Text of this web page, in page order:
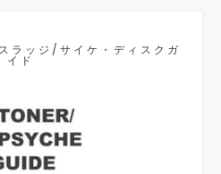
ラッジ/サイケ・ディスクガ
イド